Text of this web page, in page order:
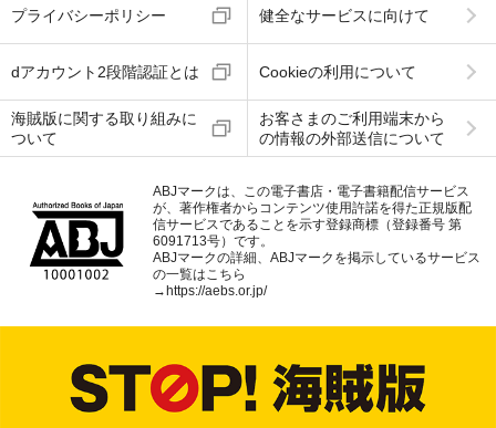
プライバシーポリシー 健全なサービスに向けて
dアカウント2段階認証とは Cookieの利用について
海賊版に関する取り組みに
ついて
お客さまのご利用端末から
の情報の外部送信について
ABJマークは、この電子書店・電子書籍配信サービス
が、著作権者からコンテンツ使用許諾を得た正規版配
信サービスであることを示す登録商標（登録番号 第
6091713号）です。
ABJマークの詳細、ABJマークを掲示しているサービス
の一覧はこちら
→https://aebs.or.jp/